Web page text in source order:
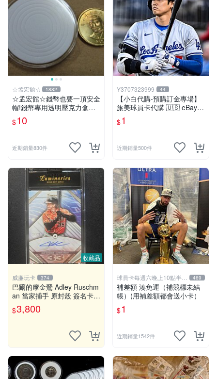
☆孟宏館☆ 1882
☆孟宏館☆錢幣也要一頂安全
帽!錢幣專用透明壓克力盒收
納保護盒.1枚10元~收藏盒.3
$10
近期銷量830件
Y3707323999 44
【小白代購-預購訂金專場】
旅美球員卡代購 🇺🇸 eBay
競標議價 / 林維恩 大谷翔平
Bowman / 沉浸式 ASMR 開
$1
近期銷量500件
收藏品
威廉玩卡 374
巴爾的摩金鶯 Adley Ruschm
an 當家捕手 原封殼 簽名卡
限量卡
$3,800
球員卡每週六晚上10點半結
標
469
補差額 湊免運（補競標未結
帳）(用補差額都會送小卡）
$1
近期銷量1542件